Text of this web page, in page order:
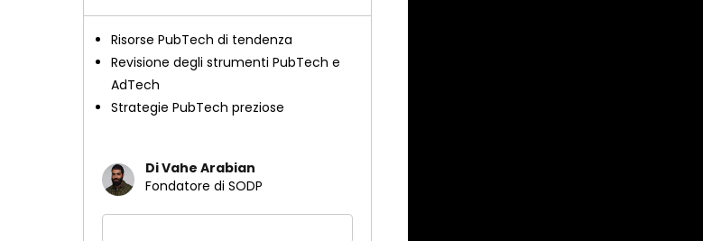
Risorse PubTech di tendenza
Revisione degli strumenti PubTech e
AdTech
Strategie PubTech preziose
Di Vahe Arabian
Fondatore di SODP